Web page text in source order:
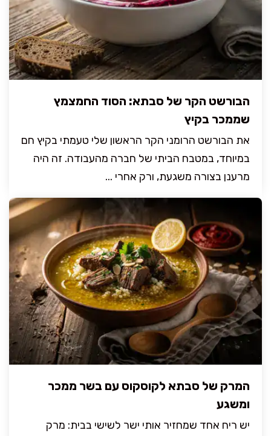
הבורשט הקר של סבתא: הסוד החמצמץ
שממכר בקיץ
את הבורשט הרומני הקר הראשון שלי טעמתי בקיץ חם
במיוחד, במטבח הביתי של חברה מהעבודה. זה היה
מרענן בצורה משגעת, ורק אחרי ...
המרק של סבתא לקוסקוס עם בשר ממכר
ומשגע
יש ריח אחד שמחזיר אותי ישר לשישי בבית: מרק